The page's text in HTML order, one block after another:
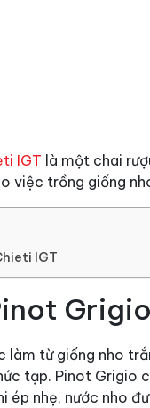
IGT là một chai
việc trồng giống
IGT
làm từ giống nho
tạp. Pinot
ép nhẹ, nước nho